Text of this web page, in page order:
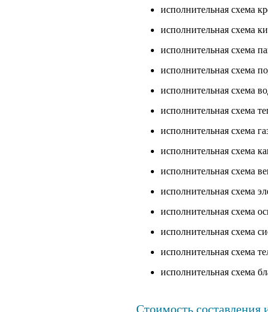
исполнительная схема
исполнительная схема
исполнительная схема
исполнительная схема
исполнительная схема
исполнительная схема
исполнительная схема
исполнительная схема
исполнительная схема
исполнительная схема
исполнительная схема
исполнительная схема
исполнительная схема
исполнительная схема
Стоимость составления